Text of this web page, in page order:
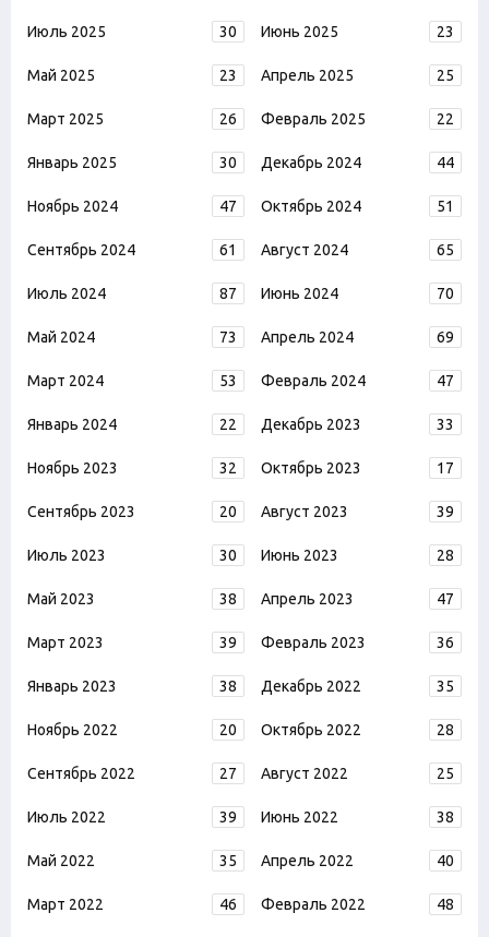
Июль 2025 30 Июнь 2025 23
Май 2025 23 Апрель 2025 25
Март 2025 26 Февраль 2025 22
Январь 2025 30 Декабрь 2024 44
Ноябрь 2024 47 Октябрь 2024 51
Сентябрь 2024 61 Август 2024 65
Июль 2024 87 Июнь 2024 70
Май 2024 73 Апрель 2024 69
Март 2024 53 Февраль 2024 47
Январь 2024 22 Декабрь 2023 33
Ноябрь 2023 32 Октябрь 2023 17
Сентябрь 2023 20 Август 2023 39
Июль 2023 30 Июнь 2023 28
Май 2023 38 Апрель 2023 47
Март 2023 39 Февраль 2023 36
Январь 2023 38 Декабрь 2022 35
Ноябрь 2022 20 Октябрь 2022 28
Сентябрь 2022 27 Август 2022 25
Июль 2022 39 Июнь 2022 38
Май 2022 35 Апрель 2022 40
Март 2022 46 Февраль 2022 48